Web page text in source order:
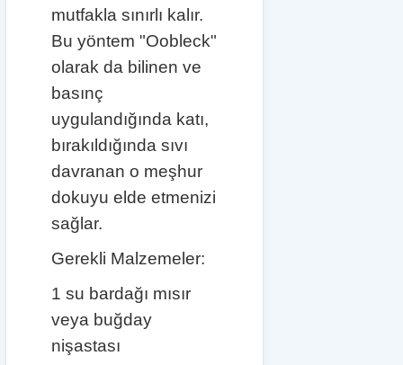
mutfakla sınırlı kalır.
Bu yöntem "Oobleck"
olarak da bilinen ve
basınç
uygulandığında katı,
bırakıldığında sıvı
davranan o meşhur
dokuyu elde etmenizi
sağlar.
Gerekli Malzemeler:
1 su bardağı mısır
veya buğday
nişastası